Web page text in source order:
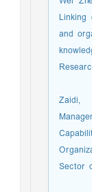
and
Zaidi,
Sector